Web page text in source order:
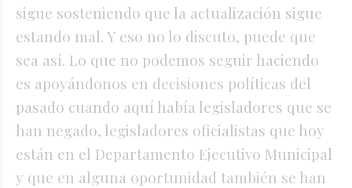
sigue sosteniendo que la actualización sigue
estando mal. Y eso no lo discuto, puede que
sea así. Lo que no podemos seguir haciendo
es apoyándonos en decisiones políticas del
pasado cuando aquí había legisladores que se
han negado, legisladores oficialistas que hoy
están en el Departamento Ejecutivo Municipal
y que en alguna oportunidad también se han